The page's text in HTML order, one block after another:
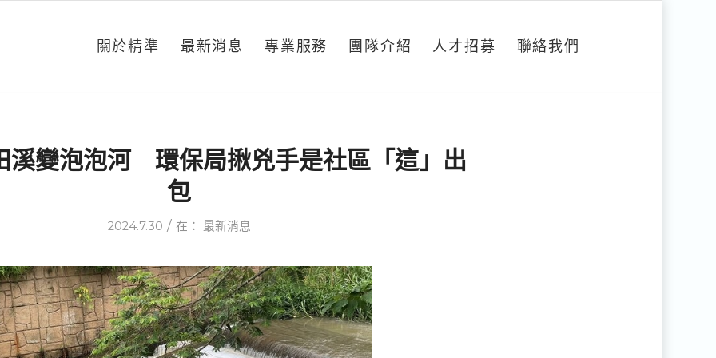
關於精準 最新消息 專業服務 團隊介紹 人才招募 聯絡我們
溪變泡泡河 環保局揪兇手是社區「這」出
包
2024.7.30 / 在： 最新消息